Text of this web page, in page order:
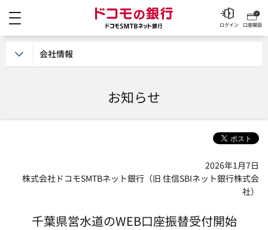
ドコモの銀行 ドコモ
口座開設
ログイン
お知らせ
2026年1月7日
株式会社ドコモSMTBネット銀行（旧 住信SBIネット銀行株式会
社）
千葉県営水道のWEB口座振替受付開始
会社情報